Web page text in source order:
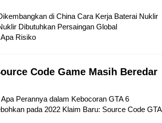
di China Cara Kerja Baterai Nuklir
Dibutuhkan Persaingan Global
Risiko
Code Game Masih Beredar
Perannya dalam Kebocoran GTA 6
pada 2022 Klaim Baru: Source Code GTA